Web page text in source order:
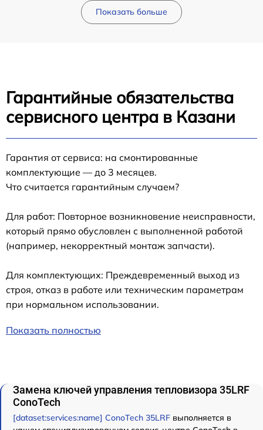
Показать больше
Гарантийные обязательства
сервисного центра в Казани
Гарантия от сервиса: на смонтированные
комплектующие — до 3 месяцев.
Что считается гарантийным случаем?
Для работ: Повторное возникновение неисправности,
который прямо обусловлен с выполненной работой
(например, некорректный монтаж запчасти).
Для комплектующих: Преждевременный выход из
строя, отказ в работе или техническим параметрам
при нормальном использовании.
Показать полностью
Замена ключей управления тепловизора 35LRF
ConoTech
[dataset:services:name] ConoTech 35LRF выполняется в